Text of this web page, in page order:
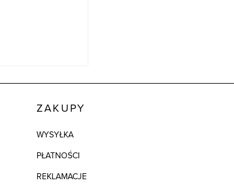
ZAKUPY
WYSYŁKA
PŁATNOŚCI
REKLAMACJE